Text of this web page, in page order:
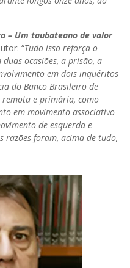
– Um taubateano de valor
“Tudo isso reforça o
ocasiões, a prisão, a
em dois inquéritos
do Banco Brasileiro de
remota e primária, como
em movimento associativo
de esquerda e
razões foram, acima de tudo,